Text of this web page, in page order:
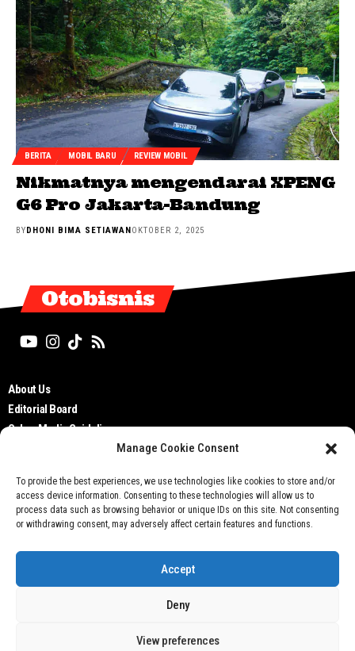
Manage Cookie Consent
To provide the best experiences, we use technologies like cookies to store and/or
access device information. Consenting to these technologies will allow us to
process data such as browsing behavior or unique IDs on this site. Not consenting
or withdrawing consent, may adversely affect certain features and functions.
Accept
Deny
View preferences
BERITA MOBIL BARU REVIEW MOBIL
Nikmatnya mengendarai XPENG
G6 Pro Jakarta-Bandung
BYDHONI BIMA SETIAWANOKTOBER 2, 2025
Otobisnis
About Us
Editorial Board
Cyber Media Guidelines
Privacy Policy
Contact Us